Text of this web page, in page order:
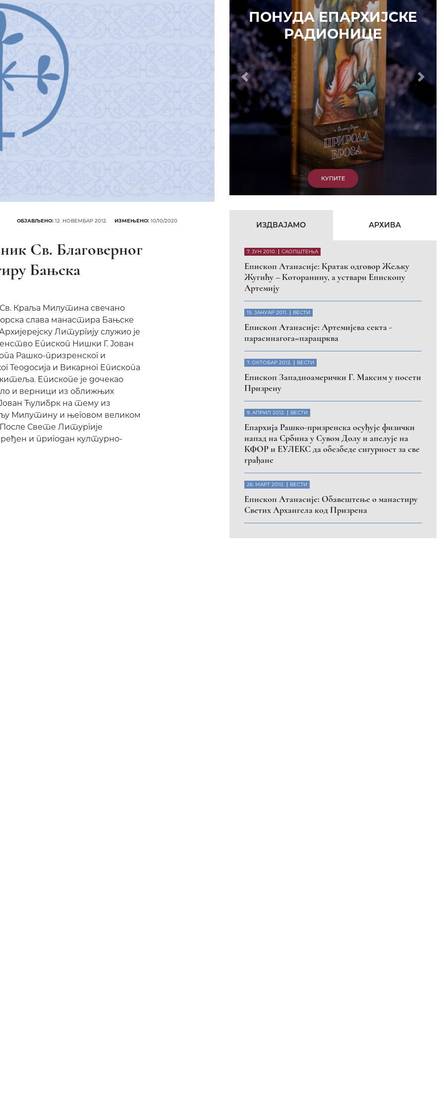
ОБЈАВЉЕНО: 12. НОВЕМБАР 2012. ИЗМЕЊЕНО: 10/10/2020
Св. Благоверног
Бањска
Св. Краља Милутина свечано
слава манастира Бањске
Литургију служио је
Епископ Нишки Г. Јован
Рашко-призренског и
Теодосија и Викарног Епископа
Епископе је дочекао
и верници из оближњих
Ћулибрк на тему из
Милутину и његовом великом
Свете Литургије
и пригодан културно-
КУПИТЕ
7. ЈУН 2010. САОПШТЕЊА
Eпископ Атанасије: Кратак одговор Жељку
Жугићу – Которанину, а уствари Епископу
Артемију
15. ЈАНУАР 2011. ВЕСТИ
Eпископ Атанасије: Артемијева секта -
парасинагога=парацрква
ВЕСТИ
Eпископ Западноамерички Г. Максим у посети
напад на Србина у Сувом Долу и апелује на
КФОР и ЕУЛЕКС да обезбеде сигурност за све
Eпископ Атанасије: Обавештење о манастиру
Светих Архангела код Призрена